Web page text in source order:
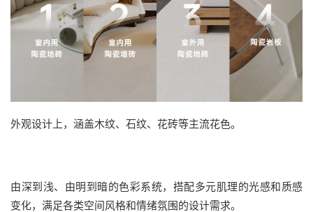
外观设计上，涵盖木纹、石纹、花砖等主流花色。
由深到浅、由明到暗的色彩系统，搭配多元肌理的光感和质感
变化，满足各类空间风格和情绪氛围的设计需求。